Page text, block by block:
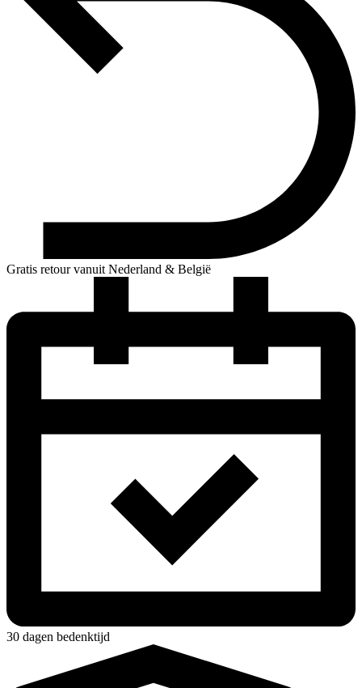
Gratis retour vanuit Nederland & België
30 dagen bedenktijd